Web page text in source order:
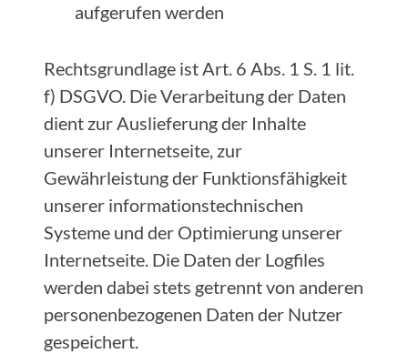
aufgerufen werden
Rechtsgrundlage ist Art. 6 Abs. 1 S. 1 lit.
f) DSGVO. Die Verarbeitung der Daten
dient zur Auslieferung der Inhalte
unserer Internetseite, zur
Gewährleistung der Funktionsfähigkeit
unserer informationstechnischen
Systeme und der Optimierung unserer
Internetseite. Die Daten der Logfiles
werden dabei stets getrennt von anderen
personenbezogenen Daten der Nutzer
gespeichert.